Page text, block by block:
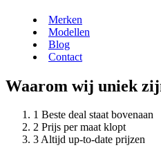
Merken
Modellen
Blog
Contact
Waarom wij uniek
Beste deal staat bovenaan
Prijs per maat klopt
Altijd up-to-date prijzen